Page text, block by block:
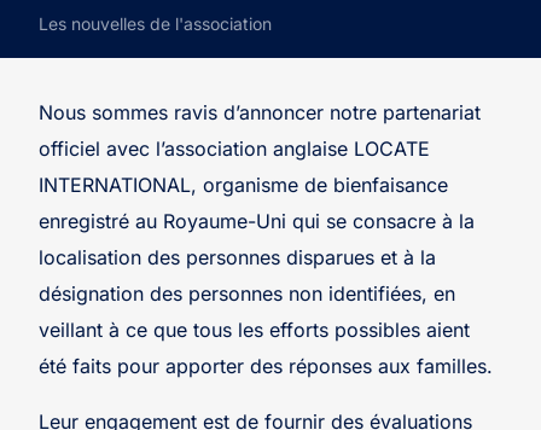
Les nouvelles de l'association
Nous sommes ravis d’annoncer notre partenariat
officiel avec l’association anglaise LOCATE
INTERNATIONAL, organisme de bienfaisance
enregistré au Royaume-Uni qui se consacre à la
localisation des personnes disparues et à la
désignation des personnes non identifiées, en
veillant à ce que tous les efforts possibles aient
été faits pour apporter des réponses aux familles.
Leur engagement est de fournir des évaluations